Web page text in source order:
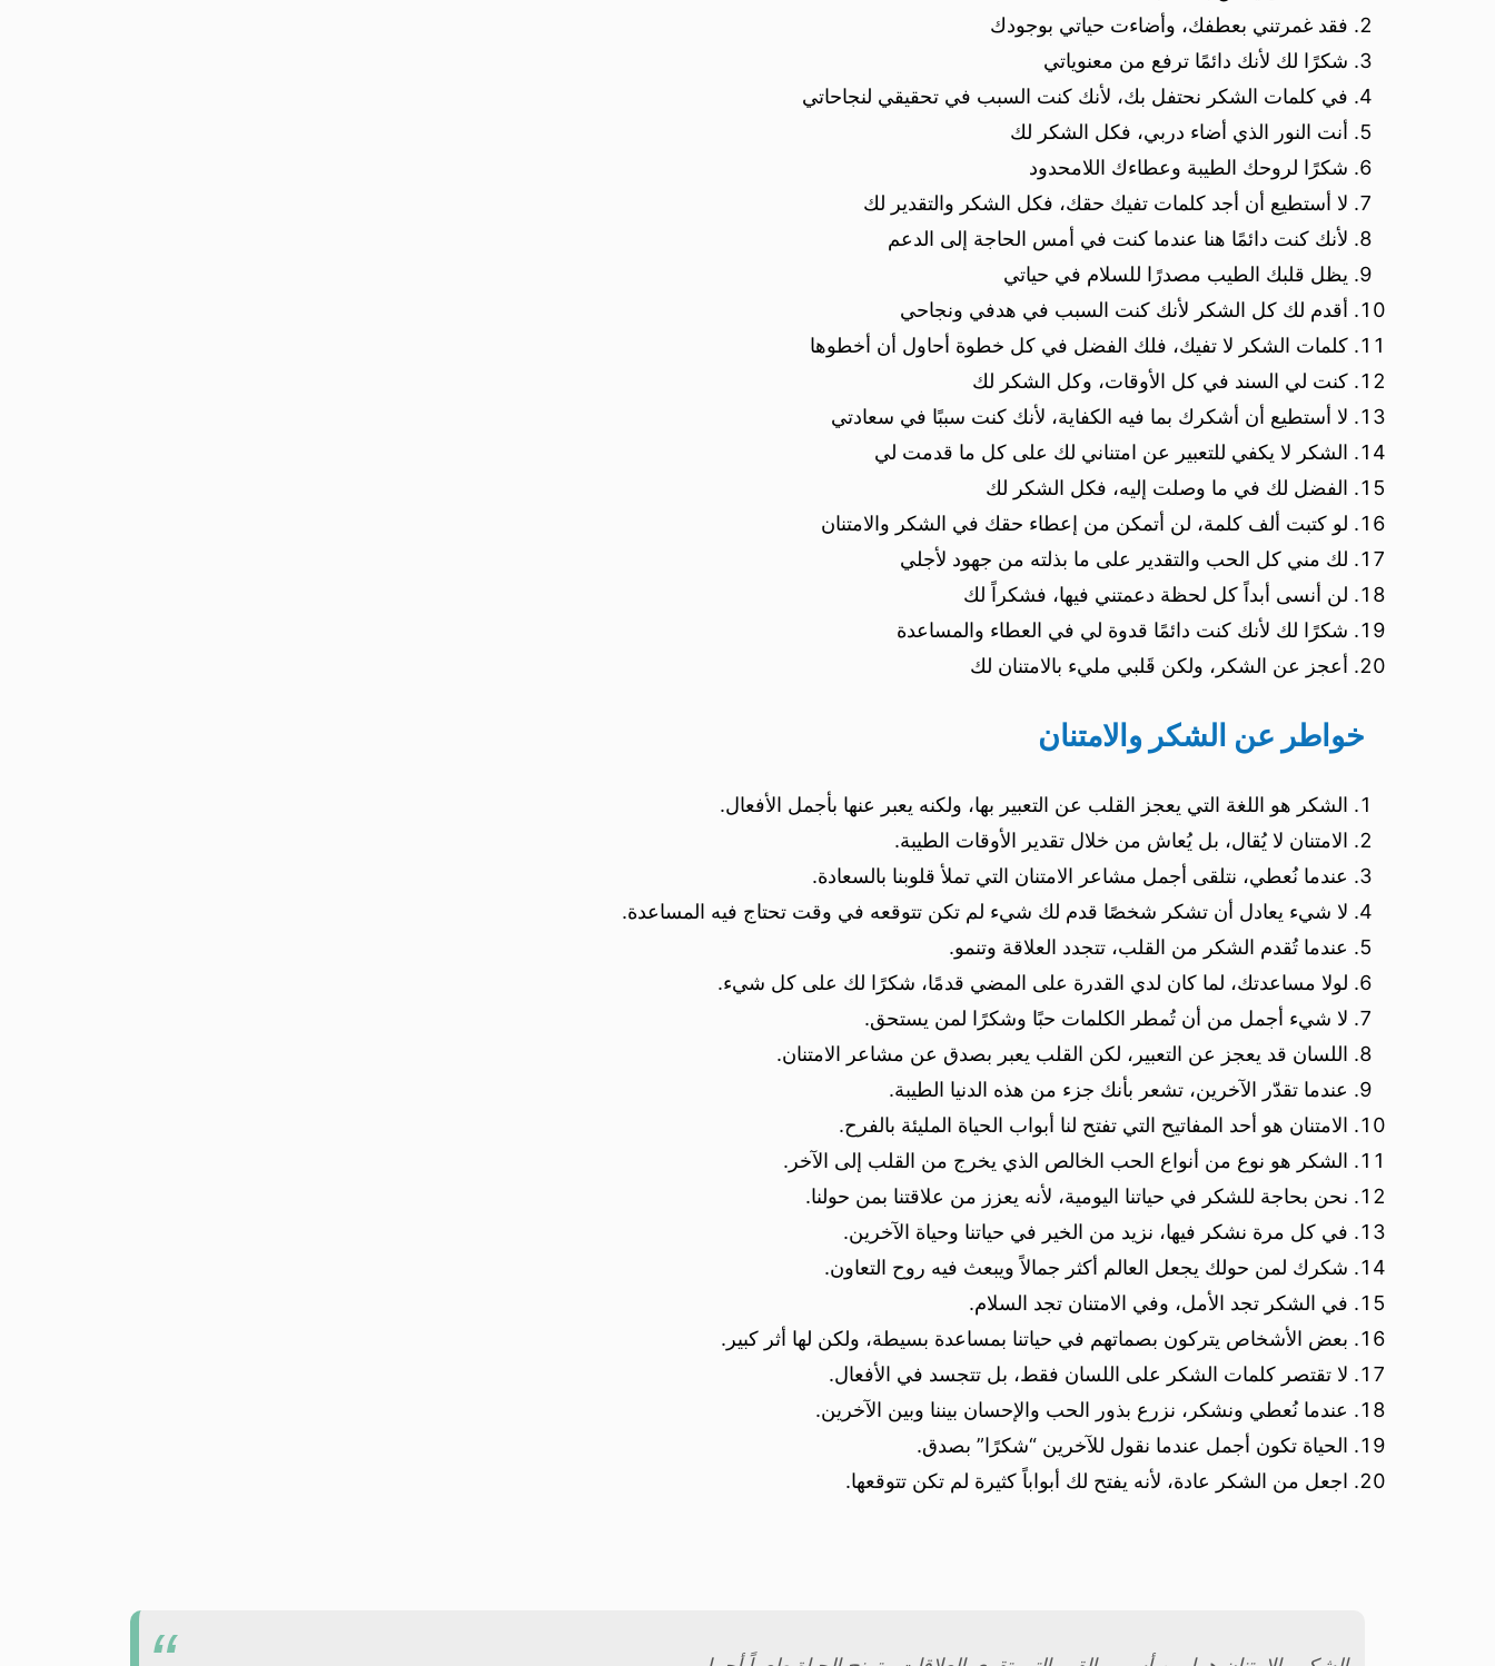
فقد غمرتني بعطفك، وأضاءت حياتي بوجودك
شكرًا لك لأنك دائمًا ترفع من معنوياتي
في كلمات الشكر نحتفل بك، لأنك كنت السبب في تحقيقي لنجاحاتي
أنت النور الذي أضاء دربي، فكل الشكر لك
شكرًا لروحك الطيبة وعطاءك اللامحدود
لا أستطيع أن أجد كلمات تفيك حقك، فكل الشكر والتقدير لك
لأنك كنت دائمًا هنا عندما كنت في أمس الحاجة إلى الدعم
يظل قلبك الطيب مصدرًا للسلام في حياتي
أقدم لك كل الشكر لأنك كنت السبب في هدفي ونجاحي
كلمات الشكر لا تفيك، فلك الفضل في كل خطوة أحاول أن أخطوها
كنت لي السند في كل الأوقات، وكل الشكر لك
لا أستطيع أن أشكرك بما فيه الكفاية، لأنك كنت سببًا في سعادتي
الشكر لا يكفي للتعبير عن امتناني لك على كل ما قدمت لي
الفضل لك في ما وصلت إليه، فكل الشكر لك
لو كتبت ألف كلمة، لن أتمكن من إعطاء حقك في الشكر والامتنان
لك مني كل الحب والتقدير على ما بذلته من جهود لأجلي
لن أنسى أبداً كل لحظة دعمتني فيها، فشكراً لك
شكرًا لك لأنك كنت دائمًا قدوة لي في العطاء والمساعدة
أعجز عن الشكر، ولكن قَلبي مليء بالامتنان لك
خواطر عن الشكر والامتنان
الشكر هو اللغة التي يعجز القلب عن التعبير بها، ولكنه يعبر عنها بأجمل الأفعال.
الامتنان لا يُقال، بل يُعاش من خلال تقدير الأوقات الطيبة.
عندما نُعطي، نتلقى أجمل مشاعر الامتنان التي تملأ قلوبنا بالسعادة.
لا شيء يعادل أن تشكر شخصًا قدم لك شيء لم تكن تتوقعه في وقت تحتاج فيه المساعدة.
عندما تُقدم الشكر من القلب، تتجدد العلاقة وتنمو.
لولا مساعدتك، لما كان لدي القدرة على المضي قدمًا، شكرًا لك على كل شيء.
لا شيء أجمل من أن تُمطر الكلمات حبًا وشكرًا لمن يستحق.
اللسان قد يعجز عن التعبير، لكن القلب يعبر بصدق عن مشاعر الامتنان.
عندما تقدّر الآخرين، تشعر بأنك جزء من هذه الدنيا الطيبة.
الامتنان هو أحد المفاتيح التي تفتح لنا أبواب الحياة المليئة بالفرح.
الشكر هو نوع من أنواع الحب الخالص الذي يخرج من القلب إلى الآخر.
نحن بحاجة للشكر في حياتنا اليومية، لأنه يعزز من علاقتنا بمن حولنا.
في كل مرة نشكر فيها، نزيد من الخير في حياتنا وحياة الآخرين.
شكرك لمن حولك يجعل العالم أكثر جمالاً ويبعث فيه روح التعاون.
في الشكر تجد الأمل، وفي الامتنان تجد السلام.
بعض الأشخاص يتركون بصماتهم في حياتنا بمساعدة بسيطة، ولكن لها أثر كبير.
لا تقتصر كلمات الشكر على اللسان فقط، بل تتجسد في الأفعال.
عندما نُعطي ونشكر، نزرع بذور الحب والإحسان بيننا وبين الآخرين.
الحياة تكون أجمل عندما نقول للآخرين “شكرًا” بصدق.
اجعل من الشكر عادة، لأنه يفتح لك أبواباً كثيرة لم تكن تتوقعها.